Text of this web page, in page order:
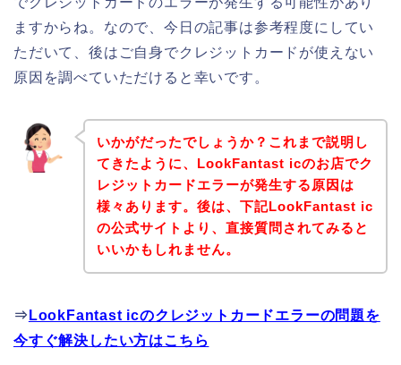
ますからね。なので、今日の記事は参考程度にしてい
ただいて、後はご自身でクレジットカードが使えない
原因を調べていただけると幸いです。
いかがだったでしょうか？これまで説明し
てきたように、LookFantast icのお店でク
レジットカードエラーが発生する原因は
様々あります。後は、下記LookFantast ic
の公式サイトより、直接質問されてみると
いいかもしれません。
⇒ LookFantast icのクレジットカードエラーの問題を
今すぐ解決したい方はこちら